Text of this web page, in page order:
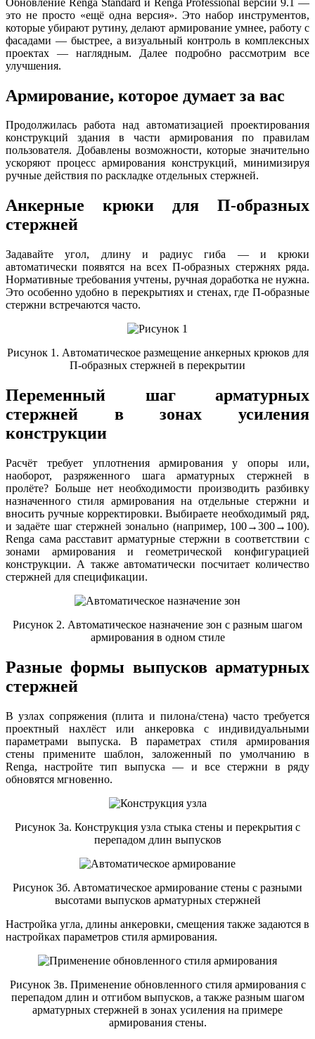
это не просто «ещё одна версия». Это набор инструментов,
которые убирают рутину, делают армирование умнее, работу с
фасадами — быстрее, а визуальный контроль в комплексных
проектах — наглядным. Далее подробно рассмотрим все
улучшения.
Армирование, которое думает за вас
Продолжилась работа над автоматизацией проектирования
конструкций здания в части армирования по правилам
пользователя. Добавлены возможности, которые значительно
ускоряют процесс армирования конструкций, минимизируя
ручные действия по раскладке отдельных стержней.
Анкерные крюки для П-образных
стержней
Задавайте угол, длину и радиус гиба — и крюки
автоматически появятся на всех П-образных стержнях ряда.
Нормативные требования учтены, ручная доработка не нужна.
Это особенно удобно в перекрытиях и стенах, где П-образные
стержни встречаются часто.
Рисунок 1. Автоматическое размещение анкерных крюков для
П-образных стержней в перекрытии
Переменный шаг арматурных
стержней в зонах усиления
конструкции
Расчёт требует уплотнения армирования у опоры или,
наоборот, разряженного шага арматурных стержней в
пролёте? Больше нет необходимости производить разбивку
назначенного стиля армирования на отдельные стержни и
вносить ручные корректировки. Выбираете необходимый ряд,
и задаёте шаг стержней зонально (например, 100→300→100).
Renga сама расставит арматурные стержни в соответствии с
зонами армирования и геометрической конфигурацией
конструкции. А также автоматически посчитает количество
стержней для спецификации.
Рисунок 2. Автоматическое назначение зон с разным шагом
армирования в одном стиле
Разные формы выпусков арматурных
стержней
В узлах сопряжения (плита и пилона/стена) часто требуется
проектный нахлёст или анкеровка с индивидуальными
параметрами выпуска. В параметрах стиля армирования
стены примените шаблон, заложенный по умолчанию в
Renga, настройте тип выпуска — и все стержни в ряду
обновятся мгновенно.
Рисунок 3а. Конструкция узла стыка стены и перекрытия с
перепадом длин выпусков
Рисунок 3б. Автоматическое армирование стены с разными
высотами выпусков арматурных стержней
Настройка угла, длины анкеровки, смещения также задаются в
настройках параметров стиля армирования.
Рисунок 3в. Применение обновленного стиля армирования с
перепадом длин и отгибом выпусков, а также разным шагом
арматурных стержней в зонах усиления на примере
армирования стены.